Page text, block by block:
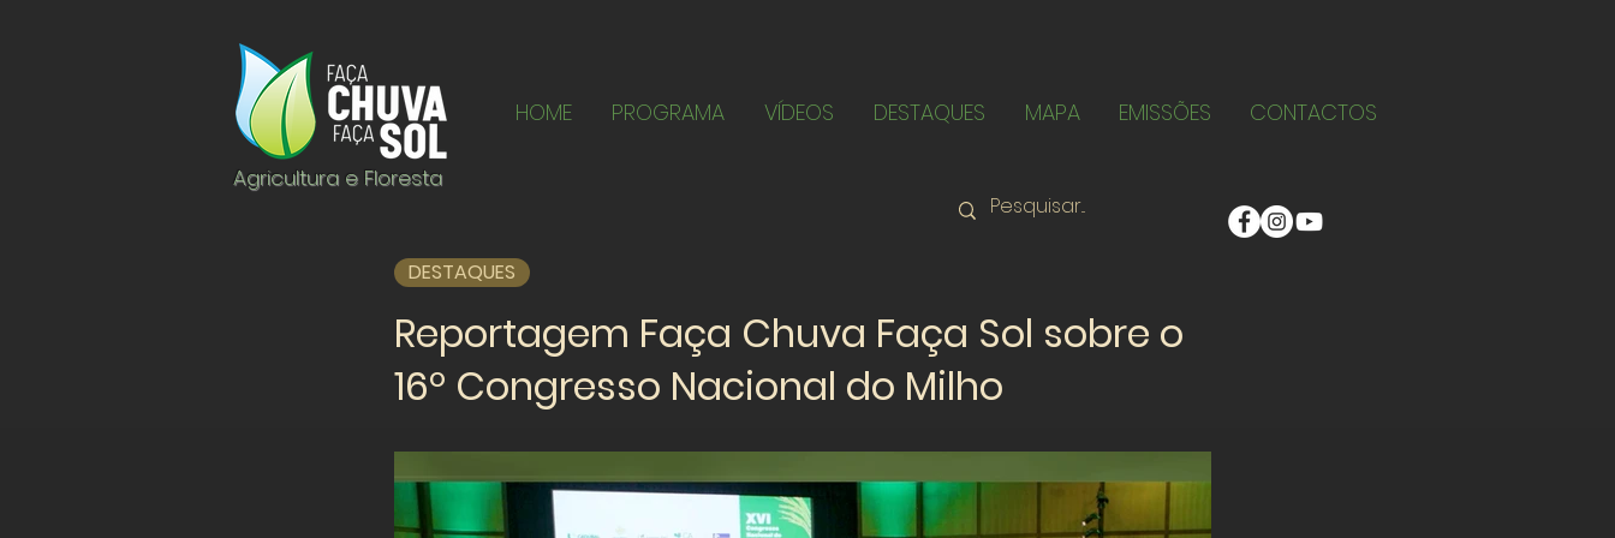
Agricultura e Floresta
HOME PROGRAMA VÍDEOS DESTAQUES MAPA EMISSÕES CONTACTOS
DESTAQUES
Reportagem Faça Chuva Faça Sol sobre o
16º Congresso Nacional do Milho